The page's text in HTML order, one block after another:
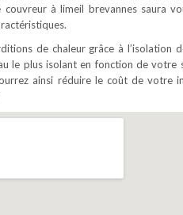
à limeil brevannes saura
de chaleur grâce à l’isolation
le plus isolant en fonction de
ainsi réduire le coût de votre